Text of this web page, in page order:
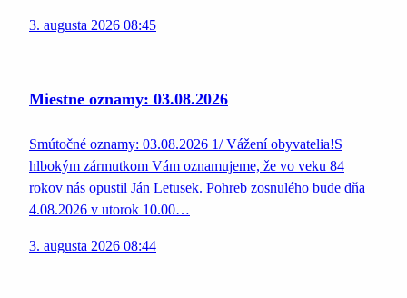
3. augusta 2026 08:45
Miestne oznamy: 03.08.2026
Smútočné oznamy: 03.08.2026 1/ Vážení obyvatelia!S
hlbokým zármutkom Vám oznamujeme, že vo veku 84
rokov nás opustil Ján Letusek. Pohreb zosnulého bude dňa
4.08.2026 v utorok 10.00…
3. augusta 2026 08:44